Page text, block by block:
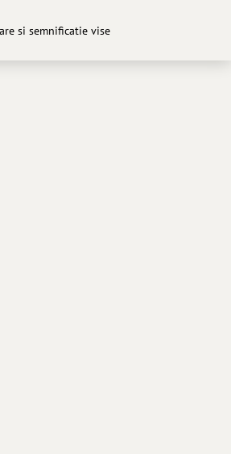
si semnificatie vise